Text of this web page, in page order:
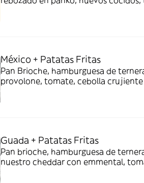
México + Patatas Fritas
Pan Brioche, hamburguesa de
provolone, tomate, cebolla crujiente
Guada + Patatas Fritas
Pan brioche, hamburguesa de
nuestro cheddar con emmental,